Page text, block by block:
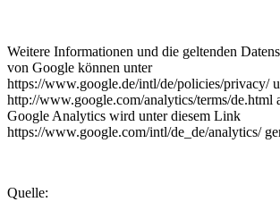
Weitere Informationen und die geltenden
von Google können unter
https://www.google.de/intl/de/policies/privacy/
http://www.google.com/analytics/terms/de.html
Google Analytics wird unter diesem Link
https://www.google.com/intl/de_de/analytics/
Quelle: